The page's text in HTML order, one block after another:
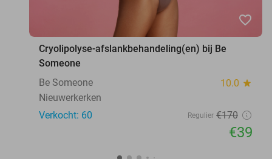
favorite_border
Cryolipolyse-afslankbehandeling(en) bij Be
Someone
Be Someone
10.0 star
Nieuwerkerken
Verkocht: 60
Regulier €170
€39